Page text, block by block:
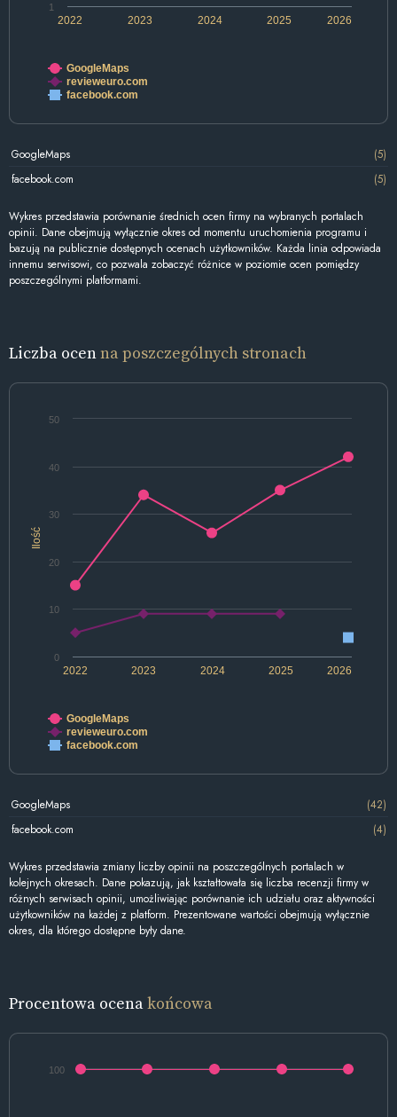
2022 2024 2026
2023 2025
1
GoogleMaps
revieweuro.com
facebook.com
GoogleMaps
(5)
facebook.com
(5)
Wykres przedstawia porównanie średnich ocen firmy na wybranych portalach
opinii. Dane obejmują wyłącznie okres od momentu uruchomienia programu i
bazują na publicznie dostępnych ocenach użytkowników. Każda linia odpowiada
innemu serwisowi, co pozwala zobaczyć różnice w poziomie ocen pomiędzy
poszczególnymi platformami.
Liczba ocenna poszczególnych stronach
Ilość
2022 2024 2026
2023 2025
0
10
20
30
40
50
GoogleMaps
revieweuro.com
facebook.com
GoogleMaps
(42)
facebook.com
(4)
Wykres przedstawia zmiany liczby opinii na poszczególnych portalach w
kolejnych okresach. Dane pokazują, jak kształtowała się liczba recenzji firmy w
różnych serwisach opinii, umożliwiając porównanie ich udziału oraz aktywności
użytkowników na każdej z platform. Prezentowane wartości obejmują wyłącznie
okres, dla którego dostępne były dane.
Procentowa ocenakońcowa
100